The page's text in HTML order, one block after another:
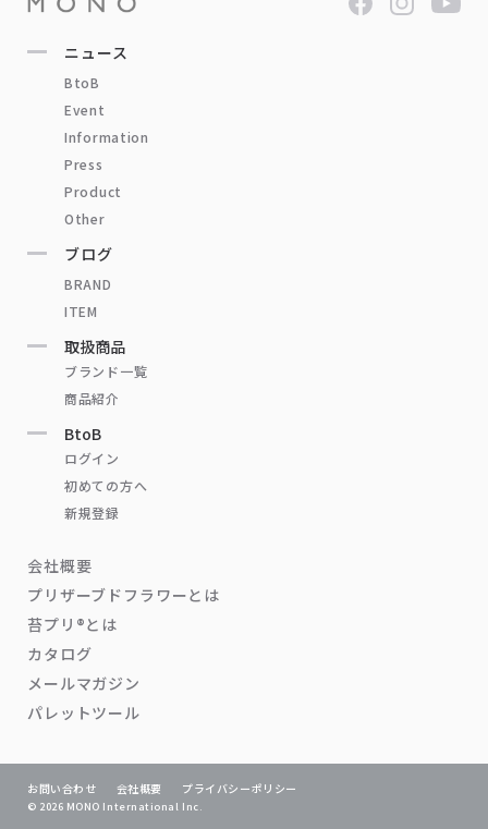
ニュース
BtoB
Event
Information
Press
Product
Other
ブログ
BRAND
ITEM
取扱商品
ブランド一覧
商品紹介
BtoB
ログイン
初めての方へ
新規登録
会社概要
プリザーブドフラワーとは
苔プリ®とは
カタログ
メールマガジン
パレットツール
© 2026 MONO International Inc.
お問い合わせ 会社概要 プライバシーポリシー